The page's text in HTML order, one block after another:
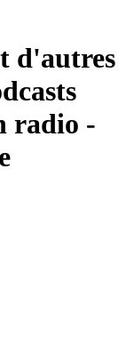
d'autres
radio -